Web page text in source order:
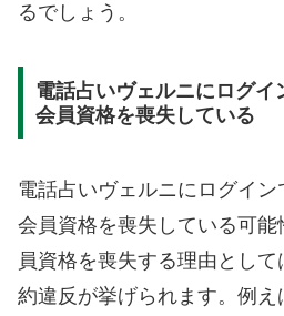
るでしょう。
電話占いヴェルニにログイ
会員資格を喪失している
電話占いヴェルニにログイン
会員資格を喪失している可
員資格を喪失する理由とし
約違反が挙げられます。例